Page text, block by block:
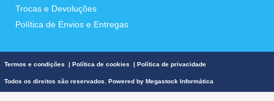
Trocas e Devoluções
Política de Envios e Entregas
Termos e condições Política de cookies Política de privacidade
Todos os direitos são reservados. Powered by Megastock Informática